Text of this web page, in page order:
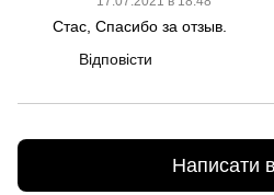
Стас, Спасибо за отзыв.
Відповісти
Написати